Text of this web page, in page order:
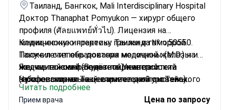
Таиланд, Бангкок, Mali Interdisciplinary Hospital
Доктор Thanaphat Pomyukon — хирург общего
профиля (ศัลยแพทย์ทั่วไป). Лицензия на
медицинскую практику Таиланда № ว.50550.
Получил степень доктора медицины (M.D.) на
медицинском факультете Университета
Чулалонгкорна. Также имеет диплом Тайского
совета по общей хирургии, полученный в
больнице Рой-Эт Министерства
Клинические интересы: грыжи и геморрой.
Также лечит образования молочной железы и
желчные камни. Ведёт пациентов с
заболеваниями пищеварительной системы.
Выполняет эндоскопию ЖКТ, включая
гастроскопию и колоноскопию.
Языки: тайский (основной) и английский
(профессиональный клинический уровень).
Читать подробнее
Прием врача Цена по запросу